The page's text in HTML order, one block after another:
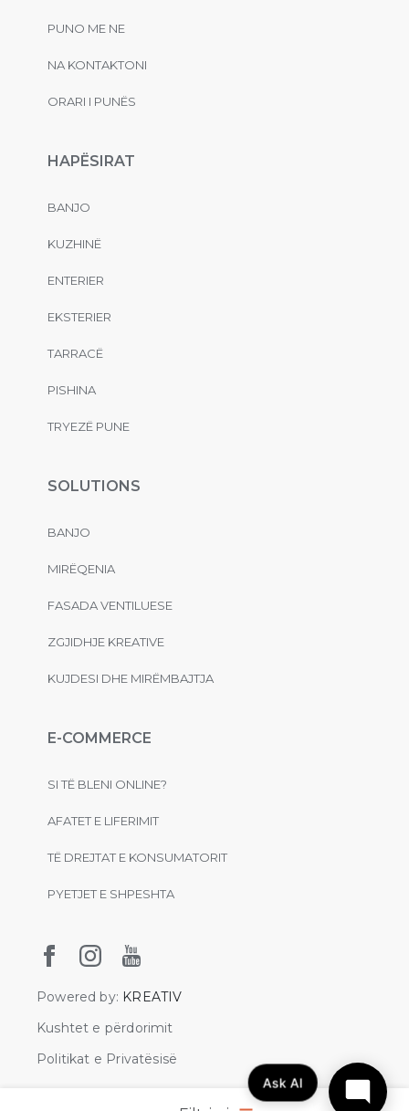
PUNO ME NE
NA KONTAKTONI
ORARI I PUNËS
HAPËSIRAT
BANJO
KUZHINË
ENTERIER
EKSTERIER
TARRACË
PISHINA
TRYEZË PUNE
SOLUTIONS
BANJO
MIRËQENIA
FASADA VENTILUESE
ZGJIDHJE KREATIVE
KUJDESI DHE MIRËMBAJTJA
E-COMMERCE
SI TË BLENI ONLINE?
AFATET E LIFERIMIT
TË DREJTAT E KONSUMATORIT
PYETJET E SHPESHTA
Powered by: KREATIV
Kushtet e përdorimit
Politikat e Privatësisë
Ask AI